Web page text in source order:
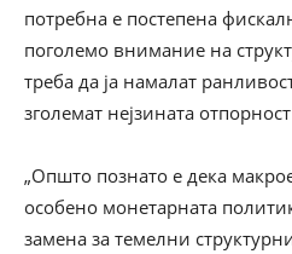
потребна е постепена
поголемо внимание на
треба да ја намалат
зголемат нејзината
„Општо познато е дека
особено монетарната
замена за темелни